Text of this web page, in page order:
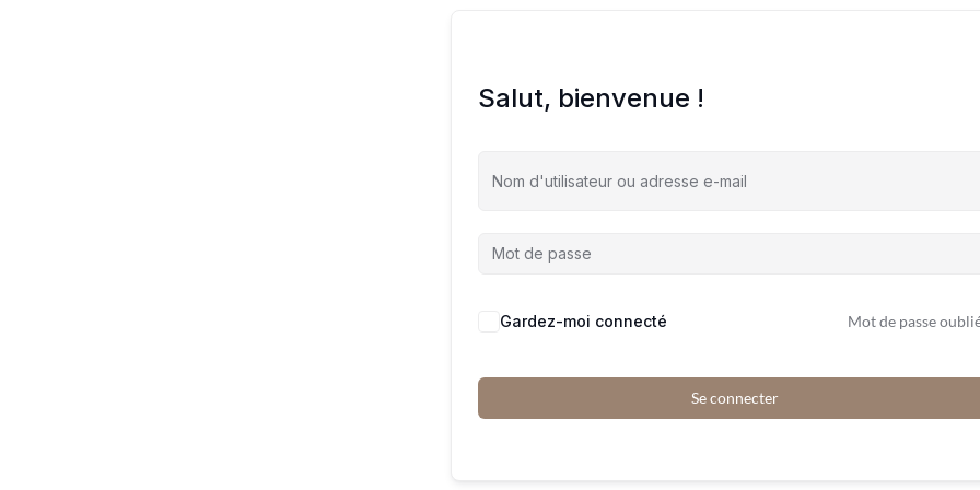
Salut, bienvenue !
Gardez-moi connecté Mot de passe
Se connecter